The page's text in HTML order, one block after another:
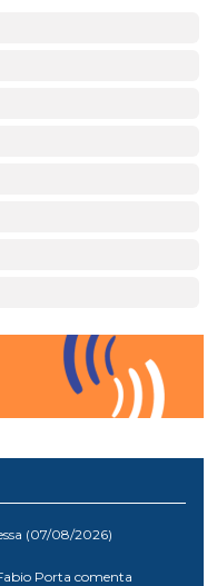
(07/08/2026)
Porta comenta